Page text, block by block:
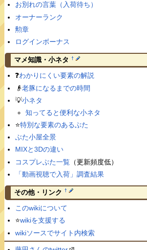
お別れの言葉（入荷待ち）
オーナーランク
勲章
ログインボーナス
マメ知識・小ネタ †
❓わかりにくい要素の解説
👴老豚になるまでの時間
💡小ネタ
知ってると便利な小ネタ
⭐️特別な要素のあるぶた
ぶた小屋全景
MIXと3Dの違い
コスプレぶた一覧（更新頻度低）
「動画視聴で入荷」調査結果
その他・リンク †
このwikiについて
⭐️wikiを支援する
wikiソースでサイト内検索